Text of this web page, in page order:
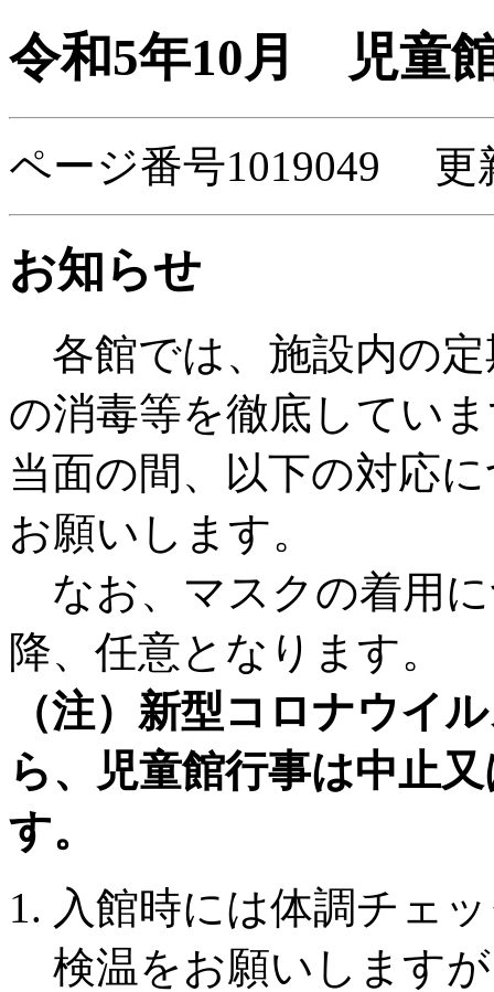
令和5年10月 児童
ページ番号1019049 更
お知らせ
各館では、施設内の定
の消毒等を徹底してい
当面の間、以下の対応
お願いします。
なお、マスクの着用に
降、任意となります。
（注）新型コロナウイ
ら、児童館行事は中止
す。
入館時には体調チェ
検温をお願いします